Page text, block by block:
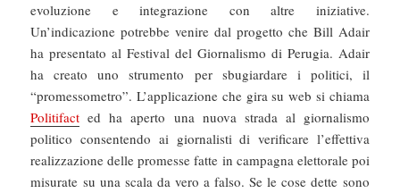
evoluzione e integrazione con altre iniziative.
Un’indicazione potrebbe venire dal progetto che Bill Adair
ha presentato al Festival del Giornalismo di Perugia. Adair
ha creato uno strumento per sbugiardare i politici, il
“promessometro”. L’applicazione che gira su web si chiama
Politifact ed ha aperto una nuova strada al giornalismo
politico consentendo ai giornalisti di verificare l’effettiva
realizzazione delle promesse fatte in campagna elettorale poi
misurate su una scala da vero a falso. Se le cose dette sono